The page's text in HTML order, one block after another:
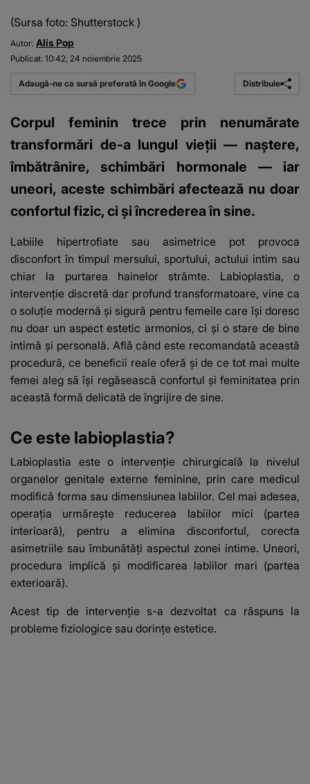
(Sursa foto: Shutterstock )
Autor: Alis Pop
Publicat: 10:42, 24 noiembrie 2025
Adaugă-ne ca sursă preferată în Google Distribuie
Corpul feminin trece prin nenumărate
transformări de-a lungul vieții — naștere,
îmbătrânire, schimbări hormonale — iar
uneori, aceste schimbări afectează nu doar
confortul fizic, ci și încrederea în sine.
Labiile hipertrofiate sau asimetrice pot provoca
disconfort în timpul mersului, sportului, actului intim sau
chiar la purtarea hainelor strâmte. Labioplastia, o
intervenție discretă dar profund transformatoare, vine ca
o soluție modernă și sigură pentru femeile care își doresc
nu doar un aspect estetic armonios, ci și o stare de bine
intimă și personală. Află când este recomandată această
procedură, ce beneficii reale oferă și de ce tot mai multe
femei aleg să își regăsească confortul și feminitatea prin
această formă delicată de îngrijire de sine.
Ce este labioplastia?
Labioplastia este o intervenție chirurgicală la nivelul
organelor genitale externe feminine, prin care medicul
modifică forma sau dimensiunea labiilor. Cel mai adesea,
operația urmărește reducerea labiilor mici (partea
interioară), pentru a elimina disconfortul, corecta
asimetriile sau îmbunătăți aspectul zonei intime. Uneori,
procedura implică și modificarea labiilor mari (partea
exterioară).
Acest tip de intervenție s-a dezvoltat ca răspuns la
probleme fiziologice sau dorințe estetice.